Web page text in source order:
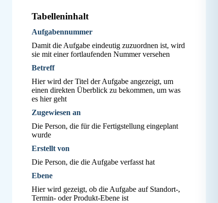
Tabelleninhalt
Aufgabennummer
Damit die Aufgabe eindeutig zuzuordnen ist, wird
sie mit einer fortlaufenden Nummer versehen
Betreff
Hier wird der Titel der Aufgabe angezeigt, um
einen direkten Überblick zu bekommen, um was
es hier geht
Zugewiesen an
Die Person, die für die Fertigstellung eingeplant
wurde
Erstellt von
Die Person, die die Aufgabe verfasst hat
Ebene
Hier wird gezeigt, ob die Aufgabe auf Standort-,
Termin- oder Produkt-Ebene ist